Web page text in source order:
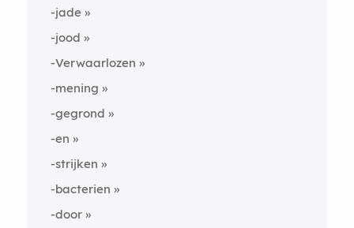
-jade
-jood
-Verwaarlozen
-mening
-gegrond
-en
-strijken
-bacterien
-door